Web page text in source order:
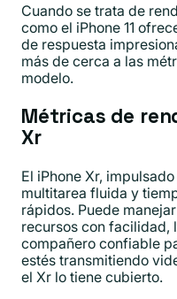
Cuando se trata de
como el iPhone 11
de respuesta
más de cerca a las
modelo.
Métricas de
Xr
El iPhone Xr,
multitarea fluida y
rápidos. Puede
recursos con facilidad,
compañero confiable
estés transmitiendo
el Xr lo tiene cubierto.